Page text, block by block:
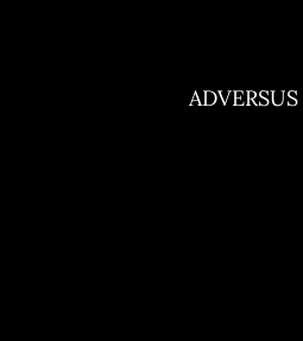
ADVERSUS